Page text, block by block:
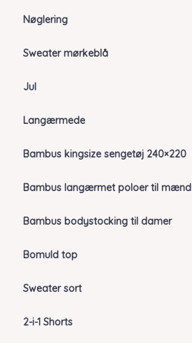
Nøglering
Sweater mørkeblå
Jul
Langærmede
Bambus kingsize sengetøj 240×220
Bambus langærmet poloer til mænd
Bambus bodystocking til damer
Bomuld top
Sweater sort
2-i-1 Shorts